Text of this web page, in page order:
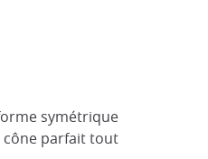
symétrique
cône parfait tout